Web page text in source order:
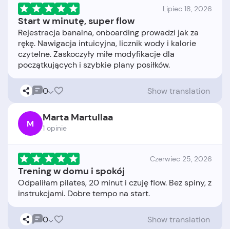
Lipiec 18, 2026
Start w minutę, super flow
Rejestracja banalna, onboarding prowadzi jak za
rękę. Nawigacja intuicyjna, licznik wody i kalorie
czytelne. Zaskoczyły miłe modyfikacje dla
0 Show translation
M Marta Martullaa
1 opinie
Czerwiec 25, 2026
Trening w domu i spokój
Odpaliłam pilates, 20 minut i czuję flow. Bez spiny, z
0 Show translation